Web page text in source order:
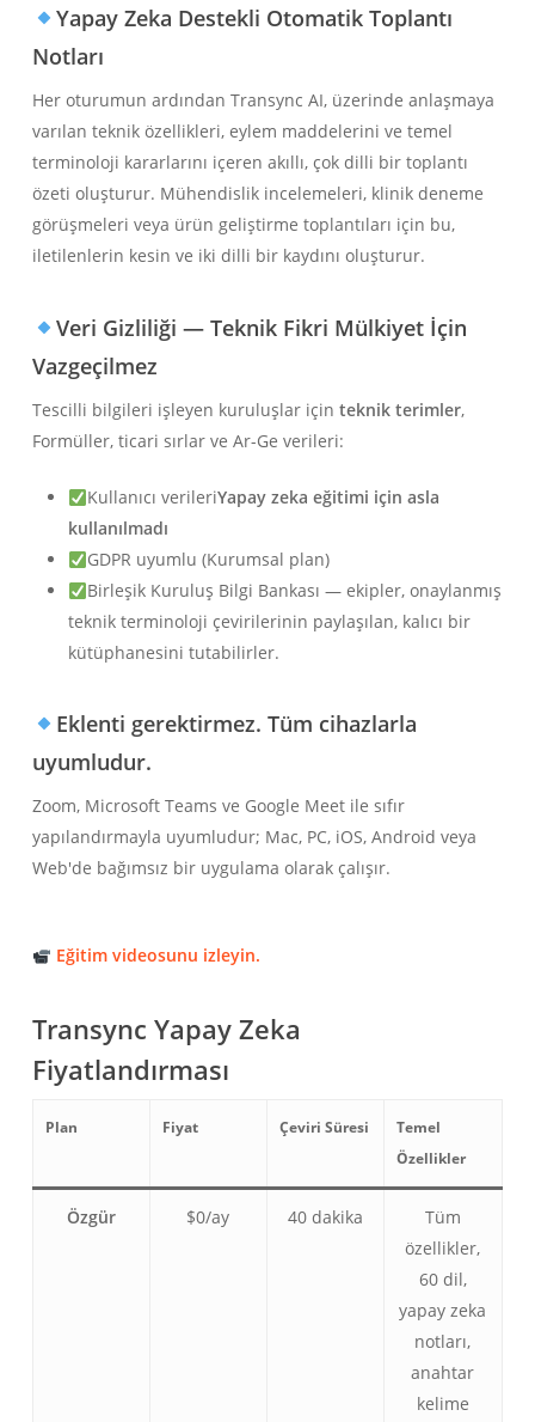
Yapay Zeka Destekli Otomatik Toplantı
Notları
Her oturumun ardından Transync AI, üzerinde anlaşmaya
varılan teknik özellikleri, eylem maddelerini ve temel
terminoloji kararlarını içeren akıllı, çok dilli bir toplantı
özeti oluşturur. Mühendislik incelemeleri, klinik deneme
görüşmeleri veya ürün geliştirme toplantıları için bu,
iletilenlerin kesin ve iki dilli bir kaydını oluşturur.
Veri Gizliliği — Teknik Fikri Mülkiyet İçin
Vazgeçilmez
Tescilli bilgileri işleyen kuruluşlar için teknik terimler,
Formüller, ticari sırlar ve Ar-Ge verileri:
Kullanıcı verileriYapay zeka eğitimi için asla
kullanılmadı
GDPR uyumlu (Kurumsal plan)
Birleşik Kuruluş Bilgi Bankası — ekipler, onaylanmış
teknik terminoloji çevirilerinin paylaşılan, kalıcı bir
kütüphanesini tutabilirler.
Eklenti gerektirmez. Tüm cihazlarla
uyumludur.
Zoom, Microsoft Teams ve Google Meet ile sıfır
yapılandırmayla uyumludur; Mac, PC, iOS, Android veya
Web'de bağımsız bir uygulama olarak çalışır.
Eğitim videosunu izleyin.
Transync Yapay Zeka
Fiyatlandırması
Plan Fiyat Çeviri Süresi
Temel
Özellikler
Özgür $0/ay 40 dakika
Tüm
özellikler,
60 dil,
yapay zeka
notları,
anahtar
kelime